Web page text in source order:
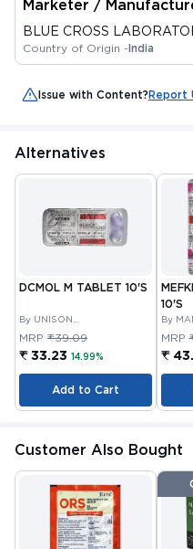
Marketer /
BLUE CROSS
Country of Origin -India
Issue with Content?Report
Alternatives
DCMOL M TABLET 10'S
By UNISON
PHARMACEUTICALS
MRP ₹39.09
₹ 33.23 14.99%
Add to Cart
10'S
By
MRP
₹
Customer Also Bought